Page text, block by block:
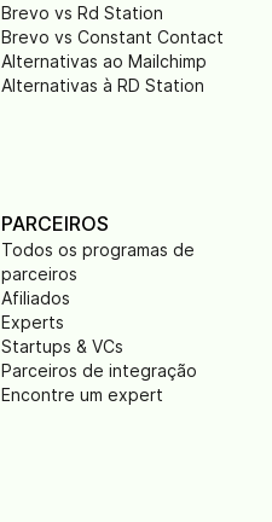
Brevo vs Rd Station
Brevo vs Constant Contact
Alternativas ao Mailchimp
Alternativas à RD Station
PARCEIROS
Todos os programas de
parceiros
Afiliados
Experts
Startups & VCs
Parceiros de integração
Encontre um expert